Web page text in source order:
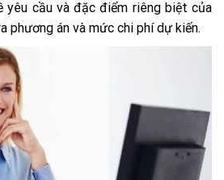
yêu cầu và đặc điểm riêng biệt của
phương án và mức chi phí dự kiến.